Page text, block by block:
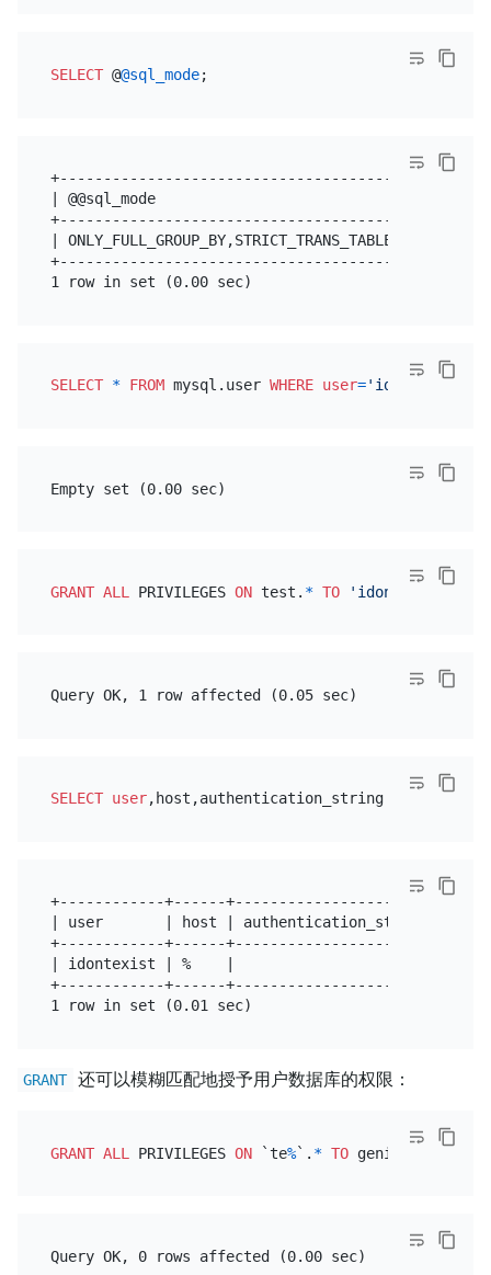
SELECT @@sql_mode
| @@sql_mode
|
SELECT * FROM mysql.user WHERE user='idontexist'
GRANT ALL PRIVILEGES ON test. * TO 'idontexist'
SELECT user,host,authentication_string
+------------+------+-----------------------+
| user       | host | authentication_string |
+------------+------+-----------------------+
| idontexist | %    |                       |
+------------+------+-----------------------+
GRANT 还可以模糊匹配地授予用户数据库的权限：
GRANT ALL PRIVILEGES ON `te%`. * TO